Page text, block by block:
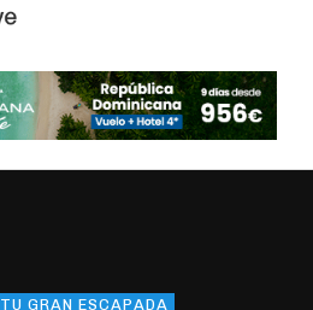
TU GRAN ESCAPADA